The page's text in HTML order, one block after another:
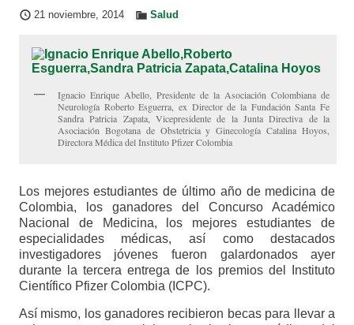
21 noviembre, 2014 Salud
Ignacio Enrique Abello, Presidente de la Asociación Colombiana de
Neurología Roberto Esguerra, ex Director de la Fundación Santa Fe
Sandra Patricia Zapata, Vicepresidente de la Junta Directiva de la
Asociación Bogotana de Obstetricia y Ginecología Catalina Hoyos,
Directora Médica del Instituto Pfizer Colombia
Los mejores estudiantes de último año de medicina de
Colombia, los ganadores del Concurso Académico
Nacional de Medicina, los mejores estudiantes de
especialidades médicas, así como destacados
investigadores jóvenes fueron galardonados ayer
durante la tercera entrega de los premios del Instituto
Científico Pfizer Colombia (ICPC).
Así mismo, los ganadores recibieron becas para llevar a